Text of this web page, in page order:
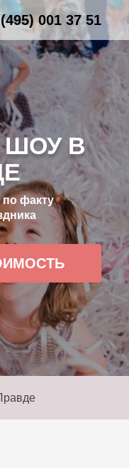
001 37 51
В
по факту